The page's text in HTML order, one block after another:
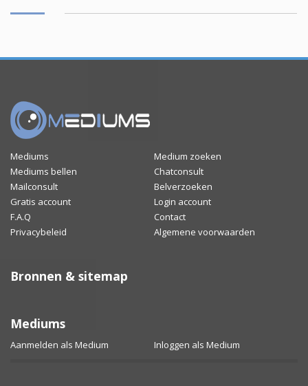
Mediums
Medium zoeken
Mediums bellen
Chatconsult
Mailconsult
Belverzoeken
Gratis account
Login account
F.A.Q
Contact
Privacybeleid
Algemene voorwaarden
Bronnen & sitemap
Mediums
Aanmelden als Medium Inloggen als Medium